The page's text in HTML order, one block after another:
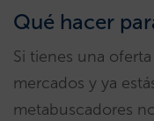
Qué hacer
Si tienes una
mercados y ya
metabuscadores